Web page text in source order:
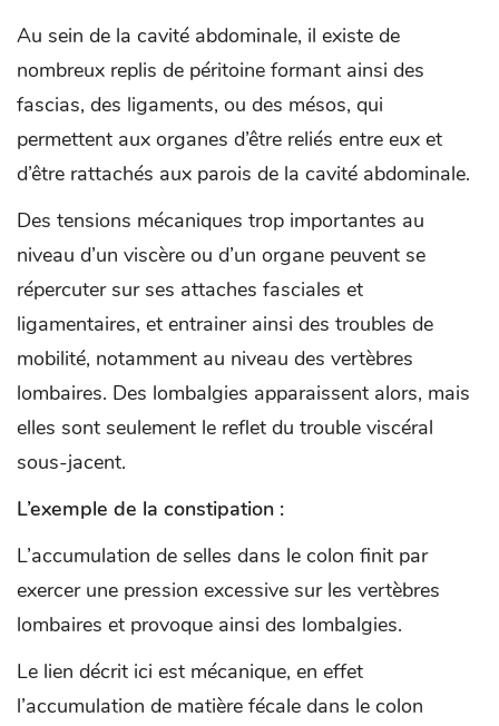
Au sein de la cavité abdominale, il existe de
nombreux replis de péritoine formant ainsi des
fascias, des ligaments, ou des mésos, qui
permettent aux organes d’être reliés entre eux et
d’être rattachés aux parois de la cavité abdominale.
Des tensions mécaniques trop importantes au
niveau d’un viscère ou d’un organe peuvent se
répercuter sur ses attaches fasciales et
ligamentaires, et entrainer ainsi des troubles de
mobilité, notamment au niveau des vertèbres
lombaires. Des lombalgies apparaissent alors, mais
elles sont seulement le reflet du trouble viscéral
sous-jacent.
L’exemple de la constipation :
L’accumulation de selles dans le colon finit par
exercer une pression excessive sur les vertèbres
lombaires et provoque ainsi des lombalgies.
Le lien décrit ici est mécanique, en effet
l’accumulation de matière fécale dans le colon